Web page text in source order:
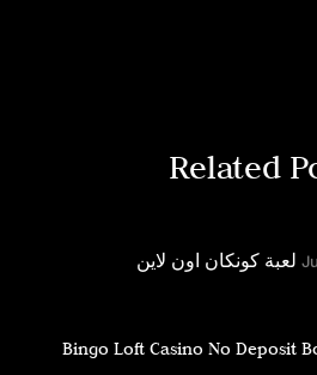
Related
لعبة كونكان اون لاين
Bingo Loft Casino No Deposit